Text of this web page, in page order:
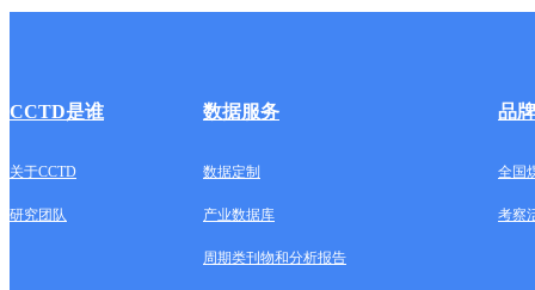
CCTD是谁 数据服务 品
关于CCTD 数据定制 全国
研究团队 产业数据库 考察
周期类刊物和分析报告